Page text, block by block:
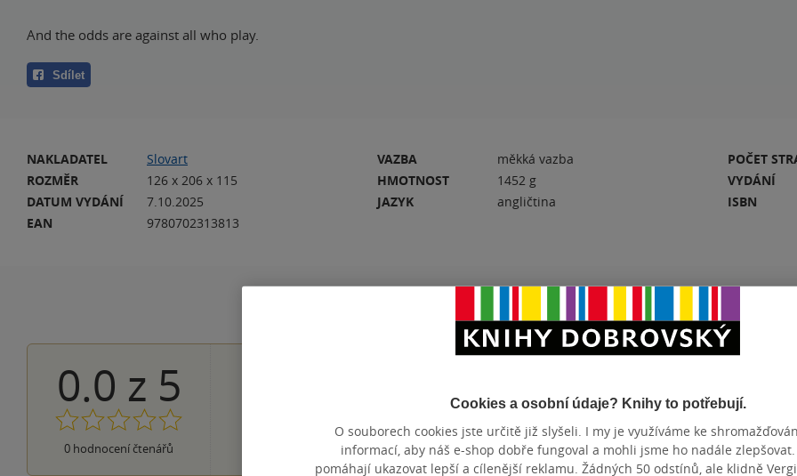
And the odds are against all who play.
Sdílet
NAKLADATEL
Slovart
ROZMĚR
126 x 206 x 115
DATUM VYDÁNÍ
7.10.2025
EAN
9780702313813
VAZBA
měkká vazba
HMOTNOST
1452 g
JAZYK
angličtina
POČET
VYDÁNÍ
ISBN
0.0 z 5
0 hodnocení čtenářů
2 hvězdičky
1 hvezdička
Hodnocení našich knihkupců: 0.0 z 5
Cookies a osobní údaje? Knihy to potřebují.
O souborech cookies jste určitě již slyšeli. I my je využíváme ke
informací, aby náš e-shop dobře fungoval a mohli jsme ho nadále zlepšovat.
pomáhají ukazovat lepší a cílenější reklamu. Žádných 50 odstínů, ale klidně